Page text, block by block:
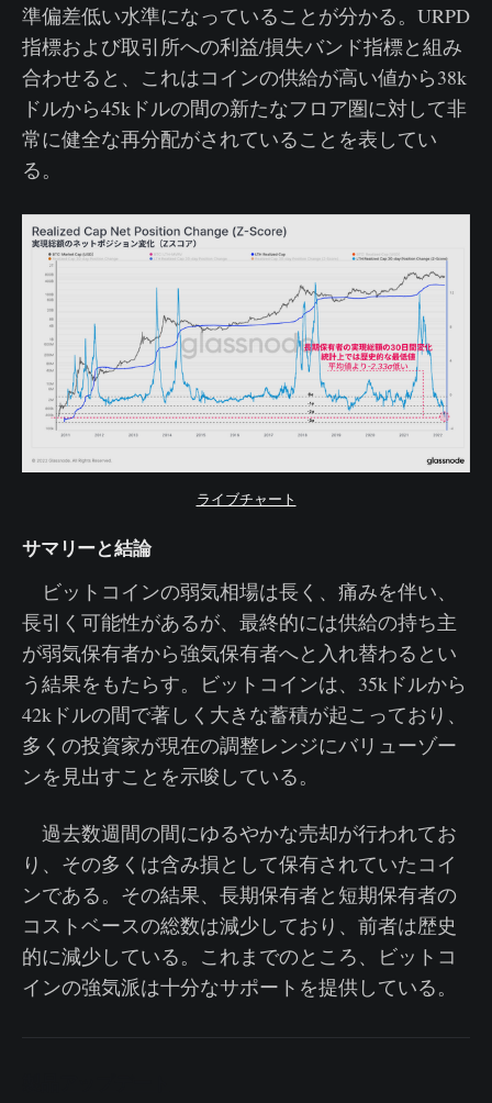
準偏差低い水準になっていることが分かる。URPD
指標および取引所への利益/損失バンド指標と組み
合わせると、これはコインの供給が高い値から38k
ドルから45kドルの間の新たなフロア圏に対して非
常に健全な再分配がされていることを表してい
る。
ライブチャート
サマリーと結論
ビットコインの弱気相場は長く、痛みを伴い、
長引く可能性があるが、最終的には供給の持ち主
が弱気保有者から強気保有者へと入れ替わるとい
う結果をもたらす。ビットコインは、35kドルから
42kドルの間で著しく大きな蓄積が起こっており、
多くの投資家が現在の調整レンジにバリューゾー
ンを見出すことを示唆している。
過去数週間の間にゆるやかな売却が行われてお
り、その多くは含み損として保有されていたコイ
ンである。その結果、長期保有者と短期保有者の
コストベースの総数は減少しており、前者は歴史
的に減少している。これまでのところ、ビットコ
インの強気派は十分なサポートを提供している。